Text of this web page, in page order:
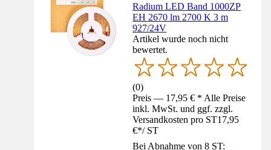
Radium LED Band 1000ZP
EH 2670 lm 2700 K 3 m
927/24V
Artikel wurde noch nicht
bewertet.
(0)
Preis — 17,95 € * Alle Preise
inkl. MwSt. und ggf. zzgl.
Versandkosten pro ST17,95
€*/ ST
Bei Abnahme von 8 ST: